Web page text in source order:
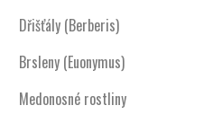
Dřišťály (Berberis)
Brsleny (Euonymus)
Medonosné rostliny